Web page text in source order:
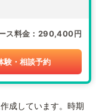
ス料金 290,400円
験・相談予約
成しています。時期